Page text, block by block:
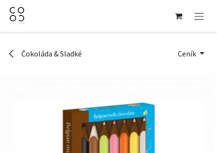
Přejít na obsah
Čokoláda & Sladké Ceník